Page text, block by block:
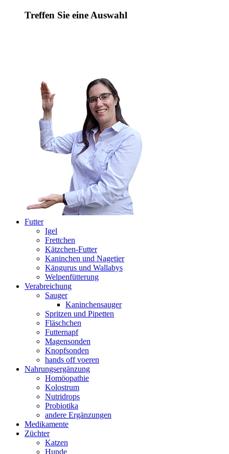
Treffen Sie eine Auswahl
Futter
Igel
Frettchen
Kätzchen-Futter
Kaninchen und Nagetier
Kängurus und Wallabys
Welpenfütterung
Verabreichung
Sauger
Kaninchensauger
Spritzen und Pipetten
Fläschchen
Futternapf
Magensonden
Knopfsonden
hands off voeren
Nahrungsergänzung
Homöopathie
Kolostrum
Nutridrops
Probiotika
andere Ergänzungen
Medikamente
Züchter
Katzen
Hunde